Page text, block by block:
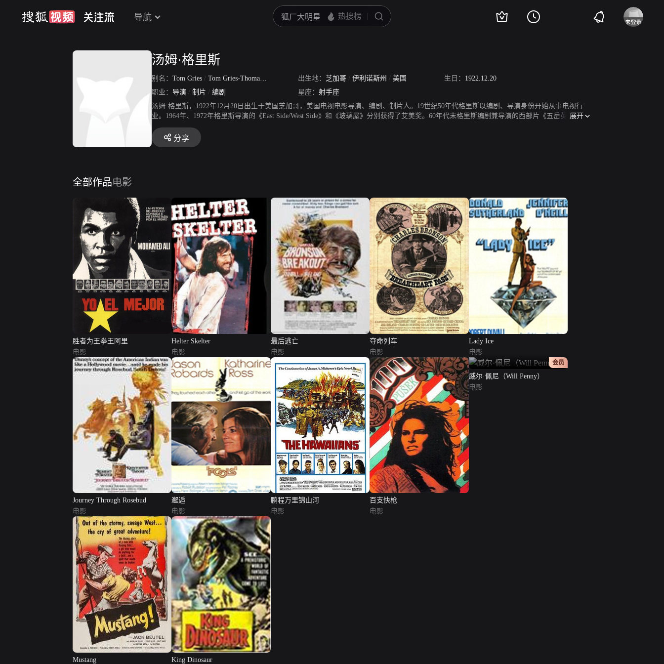
导航
汤姆·格里斯
别名： Tom Gries / Tom Gries-Thomas Steven Gries 出生地： 芝加哥 / 伊利诺斯州 / 美国 生日： 1922.12.20
职业： 导演 / 制片 / 编剧 星座： 射手座
汤姆·格里斯，1922年12月20日出生于美国芝加哥，美国电视电影导演、编剧、制片人。19世纪50年代格里斯以编剧、导演身份开始从事电视行
业。1964年、1972年格里斯导演的《East Side/West Side》和《玻璃屋》分别获得了艾美奖。60年代末格里斯编剧兼导演的西部片《五岳英雄Will
Penny》（查尔顿·赫斯顿主演）被认为是他中年时期最杰出的作品，取材于格里斯的一部电视作品《The Westerner》。后来格里斯和赫斯顿还合
作了两部片子：《Number One》和《The Hawaiians》。格里斯的后期作品里最成功的算是《Helter Skelter》（1976）。他的最后一部电影，《胜
者为王之拳王阿里The Greatest》（1977）进入后期制作阶段时，汤姆·格里斯在打网球时突然心脏病发作而丧命，享年54岁。
展开
分享
全部作品电影
胜者为王拳王阿里
电影
Helter Skelter
电影
最后逃亡
电影
夺命列车
电影
Lady Ice
电影
Journey Through Rosebud
电影
邂逅
电影
鹏程万里锦山河
电影
百支快枪
电影
正片
会员
威尔·佩尼（Will Penny）
电影
Mustang King Dinosaur